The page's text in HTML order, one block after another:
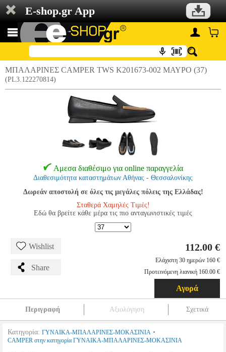
E-shop.gr App
ΜΠΑΛΑΡΙΝΕΣ CAMPER TWS K201673-002 ΜΑΥΡΟ (37)
(PL3.122270814)
Αμεσα διαθέσιμο για online παραγγελία
Διαθεσιμότητα καταστημάτων Αθήνας - Θεσσαλονίκης
Δωρεάν αποστολή σε όλες τις μεγάλες πόλεις της Ελλάδας!
Σταθερά Χαμηλές Τιμές!
Εδώ θα βρείτε κάθε μέρα τις πιο ανταγωνιστικές τιμές
Wishlist
Share
112.00 €
Ελάχιστη 30 ημερών 160 €
Προτεινόμενη λιανική 160.00 €
Αγορά
Περιγραφή Αξιολόγηση Σχετικά
Κατηγορία: ΓΥΝΑΙΚΑ-ΜΠΑΛΑΡΙΝΕΣ-ΜΟΚΑΣΙΝΙΑ •
CAMPER στην κατηγορία ΓΥΝΑΙΚΑ-ΜΠΑΛΑΡΙΝΕΣ-ΜΟΚΑΣΙΝΙΑ